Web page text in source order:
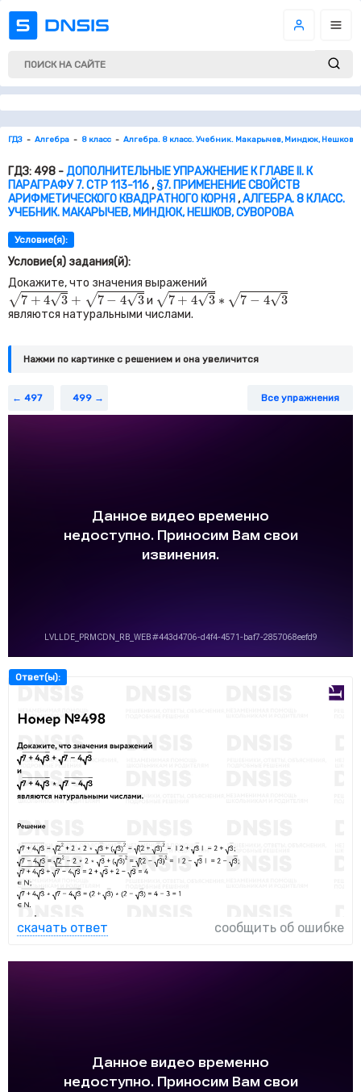
ГДЗ Алгебра 8 класс Алгебра. 8 класс. Учебник. Макарычев, Миндюк, Нешков,
ГДЗ: 498 -ДОПОЛНИТЕЛЬНЫЕ УПРАЖНЕНИЕ К ГЛАВЕ II. К
ПАРАГРАФУ 7. СТР 113-116,§7. ПРИМЕНЕНИЕ СВОЙСТВ
АРИФМЕТИЧЕСКОГО КВАДРАТНОГО КОРНЯ,АЛГЕБРА. 8 КЛАСС.
УЧЕБНИК. МАКАРЫЧЕВ, МИНДЮК, НЕШКОВ, СУВОРОВА
Условие(я):
Условие(я) задания(й):
Докажите, что значения выражений
√7 + 4√3 + √7 − 4√3
7+43+7−4 3
и √7 + 4√3 ∗ √7 − 4√3
7+43∗7−4
являются натуральными числами.
Нажми по картинке c решением и она увеличится
497 499 Все упражнения
Ответ(ы):
скачать ответ сообщить об ошибке